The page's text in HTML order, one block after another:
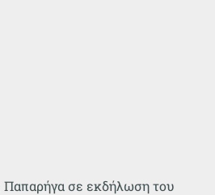
Παπαρήγα σε εκδήλωση του